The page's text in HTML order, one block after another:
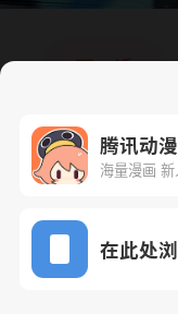
下一话
腾讯动
海量漫画
在此处